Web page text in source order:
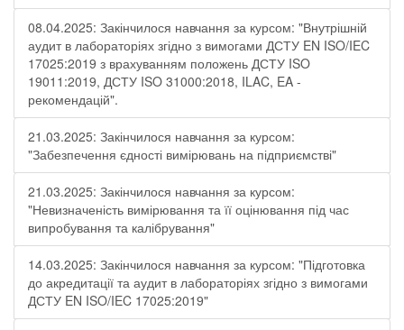
08.04.2025: Закінчилося навчання за курсом: "Внутрішній
аудит в лабораторіях згідно з вимогами ДСТУ EN ISO/IEC
17025:2019 з врахуванням положень ДСТУ ISO
19011:2019, ДСТУ ISO 31000:2018, ILAC, EA -
рекомендацій".
21.03.2025: Закінчилося навчання за курсом:
"Забезпечення єдності вимірювань на підприємстві"
21.03.2025: Закінчилося навчання за курсом:
"Невизначеність вимірювання та її оцінювання під час
випробування та калібрування"
14.03.2025: Закінчилося навчання за курсом: "Підготовка
до акредитації та аудит в лабораторіях згідно з вимогами
ДСТУ EN ISO/IEC 17025:2019"